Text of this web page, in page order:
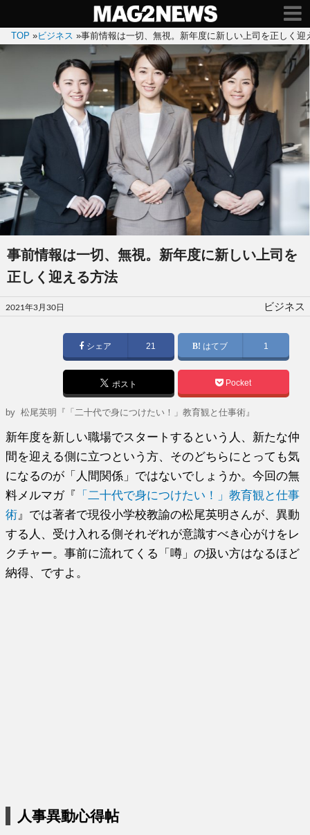
TOP »ビジネス »事前情報は一切、無視。新年度に新しい上司を正しく迎
事前情報は一切、無視。新年度に新しい上司を
正しく迎える方法
投
稿
2021年3月30日 ビジネス
シェア 21 はてブ 1
ポスト Pocket
by松尾英明『「二十代で身につけたい！」教育観と仕事術』
新年度を新しい職場でスタートするという人、新たな仲
間を迎える側に立つという方、そのどちらにとっても気
になるのが「人間関係」ではないでしょうか。今回の無
料メルマガ『
「二十代で身につけたい！」教育観と仕事
術 』では著者で現役小学校教諭の松尾英明さんが、異動
する人、受け入れる側それぞれが意識すべき心がけをレ
クチャー。事前に流れてくる「噂」の扱い方はなるほど
納得、ですよ。
人事異動心得帖